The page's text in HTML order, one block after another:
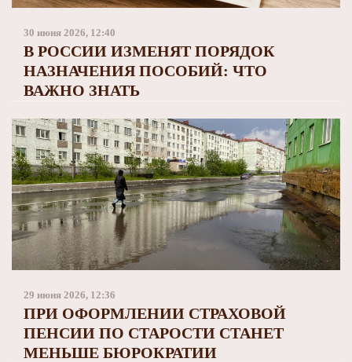
Заполярный театр драмы
30 июня 2026, 12:40
В РОССИИ ИЗМЕНЯТ ПОРЯДОК
НАЗНАЧЕНИЯ ПОСОБИЙ: ЧТО
ВАЖНО ЗНАТЬ
29 июня 2026, 12:36
ПРИ ОФОРМЛЕНИИ СТРАХОВОЙ
ПЕНСИИ ПО СТАРОСТИ СТАНЕТ
МЕНЬШЕ БЮРОКРАТИИ